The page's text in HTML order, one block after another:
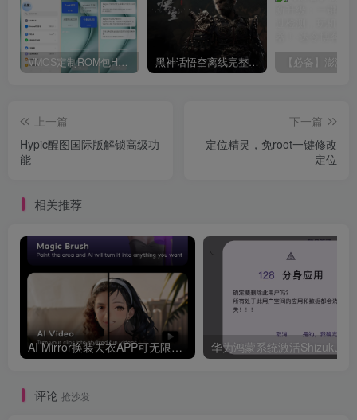
VMOS定制ROM包HnciseOS9.6.0兼容解锁 黑神话悟空离线完整版+修改器
上一篇
Hypic醒图国际版解锁高级功
能
下一篇
定位精灵，免root一键修改
定位
相关推荐
AI Mirror换装去衣APP可无限白嫖！
评论 抢沙发